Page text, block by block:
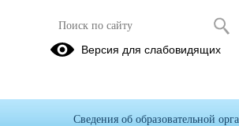
Версия для слабовидящих
Сведения об образовательной